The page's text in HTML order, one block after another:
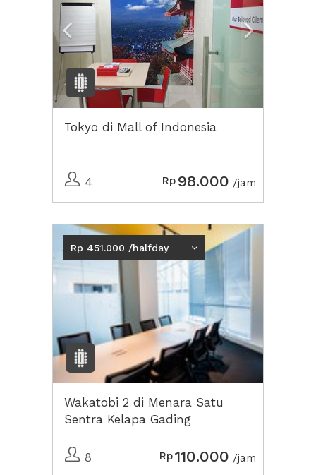
Tokyo di Mall of Indonesia
4 Rp 98.000 /jam
Rp 451.000 /halfday
Wakatobi 2 di Menara Satu
Sentra Kelapa Gading
8 Rp110.000 /jam